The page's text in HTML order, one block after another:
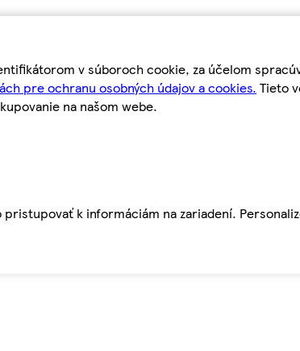
v súboroch cookie, za účelom
pre ochranu osobných údajov a cookies. Tieto
na našom webe.
k informáciám na zariadení.